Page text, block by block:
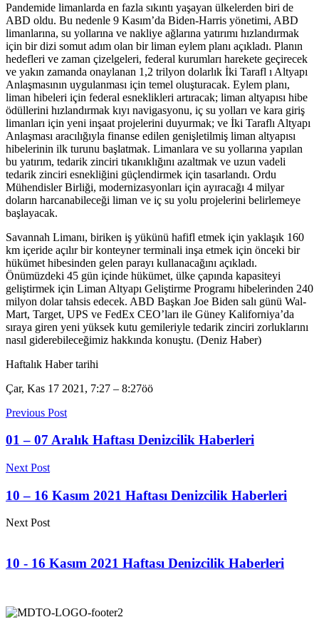
Pandemide limanlarda en fazla sıkıntı yaşayan ülkelerden biri de
ABD oldu. Bu nedenle 9 Kasım’da Biden-Harris yönetimi, ABD
limanlarına, su yollarına ve nakliye ağlarına yatırımı hızlandırmak
için bir dizi somut adım olan bir liman eylem planı açıkladı. Planın
hedefleri ve zaman çizelgeleri, federal kurumları harekete geçirecek
ve yakın zamanda onaylanan 1,2 trilyon dolarlık İki Tarafl ı Altyapı
Anlaşmasının uygulanması için temel oluşturacak. Eylem planı,
liman hibeleri için federal esneklikleri artıracak; liman altyapısı hibe
ödüllerini hızlandırmak kıyı navigasyonu, iç su yolları ve kara giriş
limanları için yeni inşaat projelerini duyurmak; ve İki Taraflı Altyapı
Anlaşması aracılığıyla finanse edilen genişletilmiş liman altyapısı
hibelerinin ilk turunu başlatmak. Limanlara ve su yollarına yapılan
bu yatırım, tedarik zinciri tıkanıklığını azaltmak ve uzun vadeli
tedarik zinciri esnekliğini güçlendirmek için tasarlandı. Ordu
Mühendisler Birliği, modernizasyonları için ayıracağı 4 milyar
doların harcanabileceği liman ve iç su yolu projelerini belirlemeye
başlayacak.
Savannah Limanı, biriken iş yükünü hafifl etmek için yaklaşık 160
km içeride açılır bir konteyner terminali inşa etmek için önceki bir
hükümet hibesinden gelen parayı kullanacağını açıkladı.
Önümüzdeki 45 gün içinde hükümet, ülke çapında kapasiteyi
geliştirmek için Liman Altyapı Geliştirme Programı hibelerinden 240
milyon dolar tahsis edecek. ABD Başkan Joe Biden salı günü Wal-
Mart, Target, UPS ve FedEx CEO’ları ile Güney Kaliforniya’da
sıraya giren yeni yüksek kutu gemileriyle tedarik zinciri zorluklarını
nasıl giderebileceğimiz hakkında konuştu. (Deniz Haber)
Haftalık Haber tarihi
Çar, Kas 17 2021, 7:27 – 8:27öö
Previous Post
01 – 07 Aralık Haftası Denizcilik Haberleri
Next Post
10 – 16 Kasım 2021 Haftası Denizcilik Haberleri
Next Post
10 - 16 Kasım 2021 Haftası Denizcilik Haberleri